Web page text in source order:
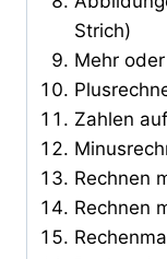
Strich)
Mehr
Zahlen
Rechnen
Rechnen